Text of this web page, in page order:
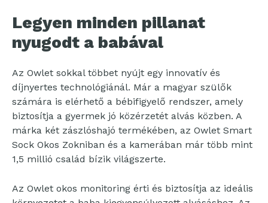
Legyen minden pillanat
nyugodt a babával
Az Owlet sokkal többet nyújt egy innovatív és
díjnyertes technológiánál. Már a magyar szülők
számára is elérhető a bébifigyelő rendszer, amely
biztosítja a gyermek jó közérzetét alvás közben. A
márka két zászlóshajó termékében, az Owlet Smart
Sock Okos Zokniban és a kamerában már több mint
1,5 millió család bízik világszerte.
Az Owlet okos monitoring érti és biztosítja az ideális